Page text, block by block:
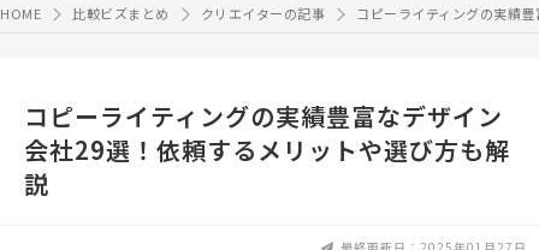
HOME 比較ビズまとめ クリエイターの記事 コピーライティングの実績
コピーライティングの実績豊富なデザイン
会社29選！依頼するメリットや選び方も解
説